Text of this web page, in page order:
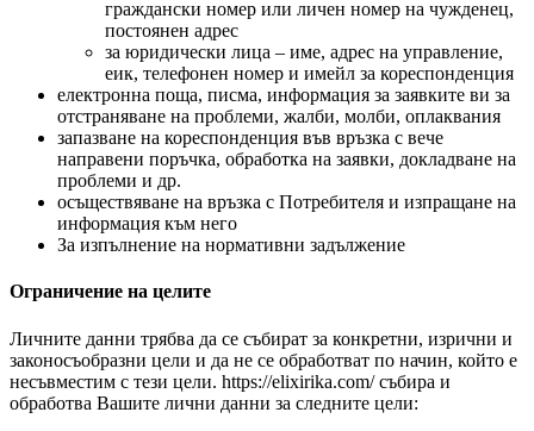
граждански номер или личен номер на чужденец,
постоянен адрес
за юридически лица – име, адрес на управление,
еик, телефонен номер и имейл за кореспонденция
електронна поща, писма, информация за заявките ви за
отстраняване на проблеми, жалби, молби, оплаквания
запазване на кореспонденция във връзка с вече
направени поръчка, обработка на заявки, докладване на
проблеми и др.
осъществяване на връзка с Потребителя и изпращане на
информация към него
За изпълнение на нормативни задължение
Ограничение на целите
Личните данни трябва да се събират за конкретни, изрични и
законосъобразни цели и да не се обработват по начин, който е
несъвместим с тези цели. https://elixirika.com/ събира и
обработва Вашите лични данни за следните цели: